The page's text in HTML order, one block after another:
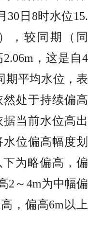
30日8时水位15.
，较同期（同
，这是自4
期平均水位，表
处于持续偏高
当前水位高出
位偏高幅度划
为略偏高，偏
2～4m为中幅偏
，偏高6m以上